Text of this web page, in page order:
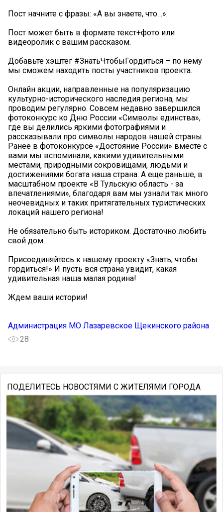
Пост начните с фразы: «А вы знаете, что…».
Пост может быть в формате текст+фото или
видеоролик с вашим рассказом.
Добавьте хэштег #ЗнатьЧтобыГордиться – по нему
мы сможем находить посты участников проекта.
Онлайн акции, направленные на популяризацию
культурно-исторического наследия региона, мы
проводим регулярно. Совсем недавно завершился
фотоконкурс ко Дню России «Символы единства»,
где вы делились яркими фотографиями и
рассказывали про символы народов нашей страны.
Ранее в фотоконкурсе «Достояние России» вместе с
вами мы вспоминали, какими удивительными
местами, природными сокровищами, людьми и
достижениями богата наша страна. А еще раньше, в
масштабном проекте «В Тульскую область - за
впечатлениями», благодаря вам мы узнали так много
неочевидных и таких притягательных туристических
локаций нашего региона!
Не обязательно быть историком. Достаточно любить
свой дом.
Присоединяйтесь к нашему проекту «Знать, чтобы
гордиться!» И пусть вся страна увидит, какая
удивительная наша малая родина!
Ждем ваши истории!
Администрация МО Лазаревское Щекинского района
28
ПОДЕЛИТЕСЬ НОВОСТЯМИ С ЖИТЕЛЯМИ ГОРОДА